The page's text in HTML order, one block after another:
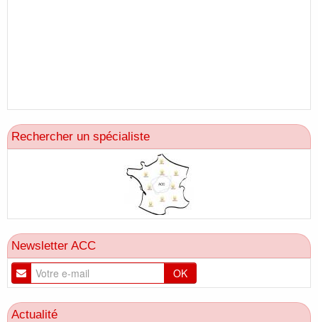
Rechercher un spécialiste
Newsletter ACC
OK
Actualité